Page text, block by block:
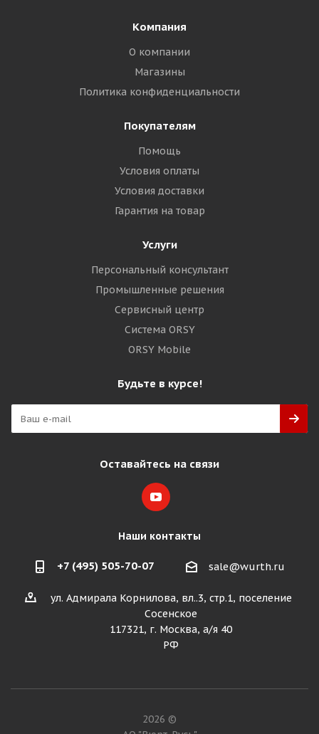
Компания
О компании
Магазины
Политика конфиденциальности
Покупателям
Помощь
Условия оплаты
Условия доставки
Гарантия на товар
Услуги
Персональный консультант
Промышленные решения
Сервисный центр
Система ORSY
ORSY Mobile
Будьте в курсе!
Оставайтесь на связи
Наши контакты
+7 (495) 505-70-07 sale@wurth.ru
ул. Адмирала Корнилова, вл..3, стр.1, поселение
Сосенское
117321, г. Москва, а/я 40
РФ
2026 ©